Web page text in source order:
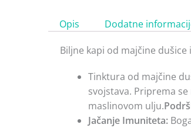
Opis Dodatne
Biljne kapi od majčine
Tinktura od majčine
svojstava. Priprema
maslinovom ulju.
Jačanje Imuniteta: